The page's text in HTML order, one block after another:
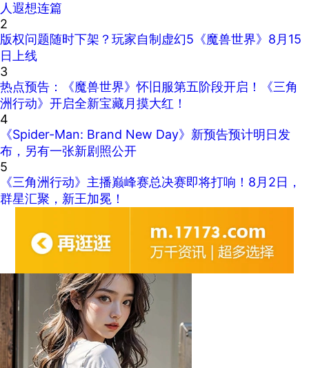
人遐想连篇
2
版权问题随时下架？玩家自制虚幻5《魔兽世界》8月15
日上线
3
热点预告：《魔兽世界》怀旧服第五阶段开启！《三角
洲行动》开启全新宝藏月摸大红！
4
《Spider-Man: Brand New Day》新预告预计明日发
布，另有一张新剧照公开
5
《三角洲行动》主播巅峰赛总决赛即将打响！8月2日，
群星汇聚，新王加冕！